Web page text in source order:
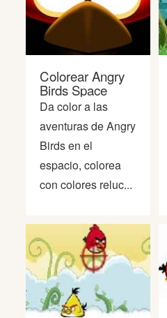
Colorear Angry
Birds Space
Da color a las
aventuras de Angry
Birds en el
espacio, colorea
con colores reluc...